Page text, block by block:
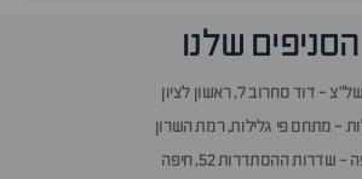
הסניפים שלנו
- דוד סחרוב 7, ראשון לציון
- מתחם פי גלילות, רמת השרון
- שדרות ההסתדרות 52, חיפה